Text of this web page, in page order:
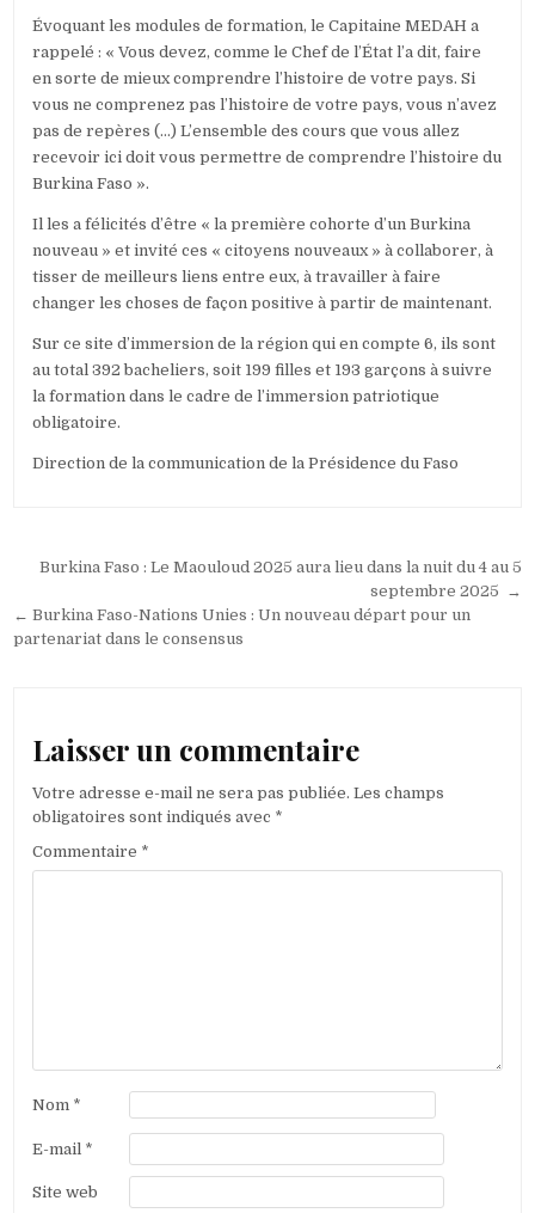
Évoquant les modules de formation, le Capitaine MEDAH a
rappelé : « Vous devez, comme le Chef de l’État l’a dit, faire
en sorte de mieux comprendre l’histoire de votre pays. Si
vous ne comprenez pas l’histoire de votre pays, vous n’avez
pas de repères (…) L’ensemble des cours que vous allez
recevoir ici doit vous permettre de comprendre l’histoire du
Burkina Faso ».
Il les a félicités d’être « la première cohorte d’un Burkina
nouveau » et invité ces « citoyens nouveaux » à collaborer, à
tisser de meilleurs liens entre eux, à travailler à faire
changer les choses de façon positive à partir de maintenant.
Sur ce site d’immersion de la région qui en compte 6, ils sont
au total 392 bacheliers, soit 199 filles et 193 garçons à suivre
la formation dans le cadre de l’immersion patriotique
obligatoire.
Direction de la communication de la Présidence du Faso
Navigation
de
l’article
Burkina Faso : Le Maouloud 2025 aura lieu dans la nuit du 4 au 5
septembre 2025 →
← Burkina Faso-Nations Unies : Un nouveau départ pour un
partenariat dans le consensus
Laisser un commentaire
Votre adresse e-mail ne sera pas publiée. Les champs
obligatoires sont indiqués avec *
Commentaire *
Nom *
E-mail *
Site web